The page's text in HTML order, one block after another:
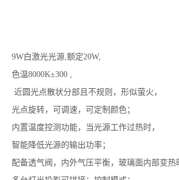
9W白激光光源,额定20W,
色温8000K±300 ,
近圆光点散状分部且不规则，形似萤火，
光点旋转，可调速，可定制颜色；
内置温度控测功能，当光源工作过热时，
智能降低光源的输出功率；
配备透气阀，内外气压平衡，玻璃面内部变热